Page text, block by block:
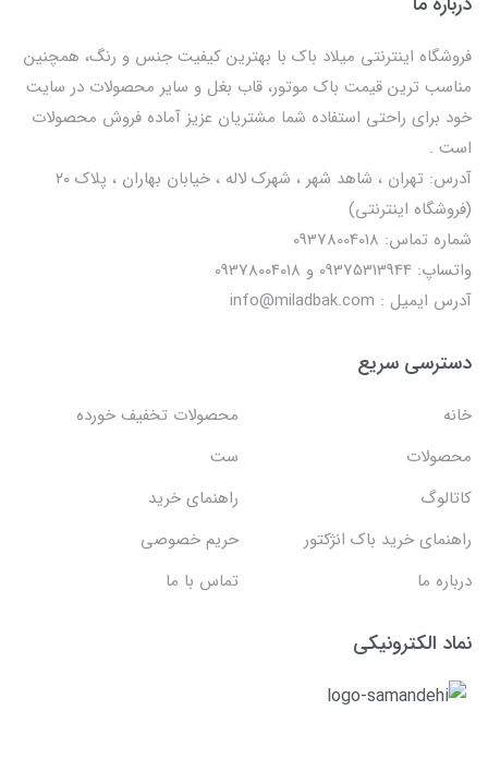
فروشگاه اینترنتی میلاد باک با بهترین کیفیت جنس و رنگ، همچنین
مناسب ترین قیمت باک موتور، قاب بغل و سایر محصولات در سایت
خود برای راحتی استفاده شما مشتریان عزیز آماده فروش محصولات
است .
آدرس: تهران ، شاهد شهر ، شهرک لاله ، خیابان بهاران ، پلاک ۲۰
(فروشگاه اینترنتی)
شماره تماس: 09378004018
واتساپ: 09375313944 و 09378004018
آدرس ایمیل : info@miladbak.com
دسترسی سریع
خانه
محصولات تخفیف خورده
محصولات
ست
کاتالوگ
راهنمای خرید
راهنمای خرید باک انژکتور
حریم خصوصی
درباره ما
تماس با ما
نماد الکترونیکی